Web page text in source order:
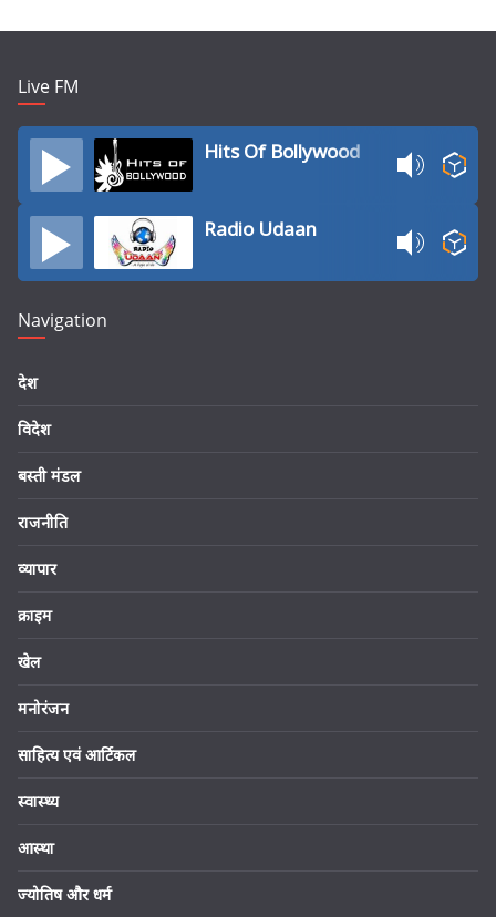
Live FM
Hits Of Bollywood
Radio Udaan
Navigation
देश
विदेश
बस्ती मंडल
राजनीति
व्यापार
क्राइम
खेल
मनोरंजन
साहित्य एवं आर्टिकल
स्वास्थ्य
आस्था
ज्योतिष और धर्म